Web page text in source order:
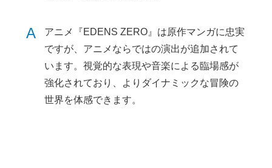
A
アニメ『EDENS ZERO』は原作マンガに忠実
ですが、アニメならではの演出が追加されて
います。視覚的な表現や音楽による臨場感が
強化されており、よりダイナミックな冒険の
世界を体感できます。